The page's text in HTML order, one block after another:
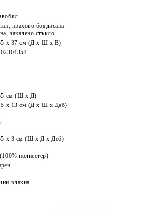
прахово боядисана
закалено стъкло
x 37 см (Д x Ш x В)
cм (Ш x Д)
x 13 см (Д х Ш x Деб)
x 3 см (Ш x Д x Деб)
полиестер)
влакна